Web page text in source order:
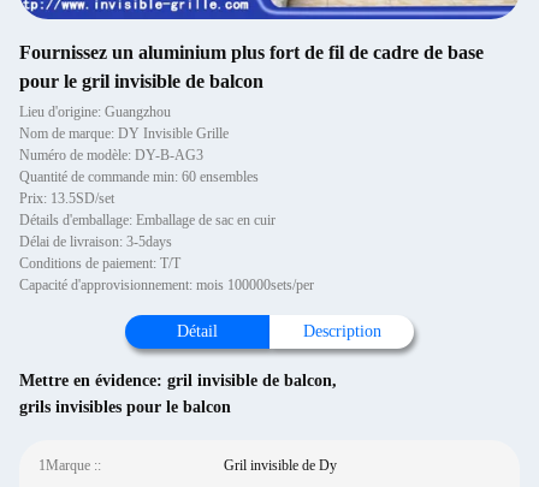
Fournissez un aluminium plus fort de fil de cadre de base
pour le gril invisible de balcon
Lieu d'origine: Guangzhou
Nom de marque: DY Invisible Grille
Numéro de modèle: DY-B-AG3
Quantité de commande min: 60 ensembles
Prix: 13.5SD/set
Détails d'emballage: Emballage de sac en cuir
Délai de livraison: 3-5days
Conditions de paiement: T/T
Capacité d'approvisionnement: mois 100000sets/per
Détail Description
Mettre en évidence: gril invisible de balcon,
grils invisibles pour le balcon
1Marque :: Gril invisible de Dy